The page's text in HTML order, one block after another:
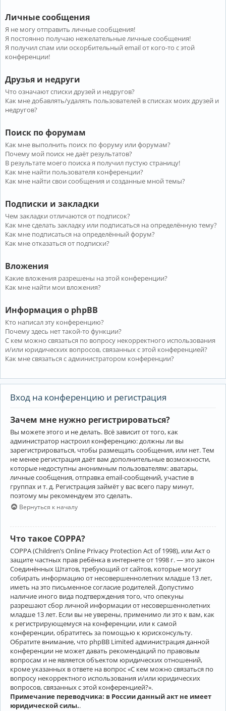
Личные сообщения
Я не могу отправить личные сообщения!
Я постоянно получаю нежелательные личные сообщения!
Я получил спам или оскорбительный email от кого-то с этой
конференции!
Друзья и недруги
Что означают списки друзей и недругов?
Как мне добавлять/удалять пользователей в списках моих друзей и
недругов?
Поиск по форумам
Как мне выполнить поиск по форуму или форумам?
Почему мой поиск не даёт результатов?
В результате моего поиска я получил пустую страницу!
Как мне найти пользователя конференции?
Как мне найти свои сообщения и созданные мной темы?
Подписки и закладки
Чем закладки отличаются от подписок?
Как мне сделать закладку или подписаться на определённую тему?
Как мне подписаться на определённый форум?
Как мне отказаться от подписки?
Вложения
Какие вложения разрешены на этой конференции?
Как мне найти мои вложения?
Информация о phpBB
Кто написал эту конференцию?
Почему здесь нет такой-то функции?
С кем можно связаться по вопросу некорректного использования
и/или юридических вопросов, связанных с этой конференцией?
Как мне связаться с администратором конференции?
Вход на конференцию и регистрация
Зачем мне нужно регистрироваться?
Вы можете этого и не делать. Всё зависит от того, как
администратор настроил конференцию: должны ли вы
зарегистрироваться, чтобы размещать сообщения, или нет. Тем
не менее регистрация даёт вам дополнительные возможности,
которые недоступны анонимным пользователям: аватары,
личные сообщения, отправка email-сообщений, участие в
группах и т. д. Регистрация займёт у вас всего пару минут,
поэтому мы рекомендуем это сделать.
Вернуться к началу
Что такое COPPA?
COPPA (Children’s Online Privacy Protection Act of 1998), или Акт о
защите частных прав ребёнка в интернете от 1998 г. — это закон
Соединённых Штатов, требующий от сайтов, которые могут
собирать информацию от несовершеннолетних младше 13 лет,
иметь на это письменное согласие родителей. Допустимо
наличие иного вида подтверждения того, что опекуны
разрешают сбор личной информации от несовершеннолетних
младше 13 лет. Если вы не уверены, применимо ли это к вам, как
к регистрирующемуся на конференции, или к самой
конференции, обратитесь за помощью к юрисконсульту.
Обратите внимание, что phpBB Limited администрация данной
конференции не может давать рекомендаций по правовым
вопросам и не является объектом юридических отношений,
кроме указанных в ответе на вопрос «С кем можно связаться по
вопросу некорректного использования и/или юридических
вопросов, связанных с этой конференцией?».
Примечание переводчика: в России данный акт не имеет
юридической силы..